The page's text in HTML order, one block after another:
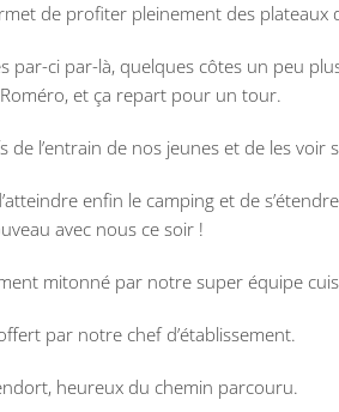
de profiter pleinement des plateaux
ci par-là, quelques côtes un peu
et ça repart pour un tour.
l’entrain de nos jeunes et de les
enfin le camping et de
avec nous ce soir !
mitonné par notre super équipe
par notre chef d’établissement.
heureux du chemin parcouru.